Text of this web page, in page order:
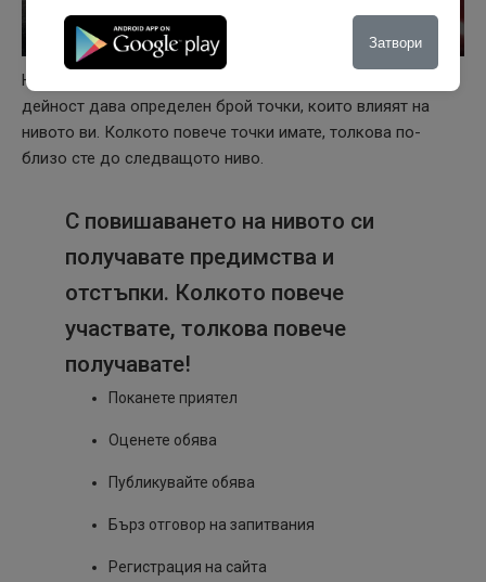
Нивата се постигат чрез взаимодействие в сайта. Всяка
дейност дава определен брой точки, които влияят на
нивото ви. Колкото повече точки имате, толкова по-
близо сте до следващото ниво.
С повишаването на нивото си
получавате предимства и
отстъпки. Колкото повече
участвате, толкова повече
получавате!
Поканете приятел
Оценете обява
Публикувайте обява
Бърз отговор на запитвания
Регистрация на сайта
Затвори